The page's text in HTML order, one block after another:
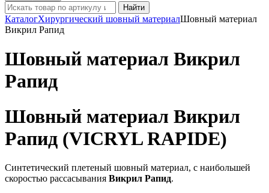
Найти
КаталогХирургический шовный материалШовный материал
Викрил Рапид
Шовный материал Викрил
Рапид
Шовный материал Викрил
Рапид (VICRYL RAPIDE)
Синтетический плетеный шовный материал, с наибольшей
скоростью рассасывания Викрил Рапид.